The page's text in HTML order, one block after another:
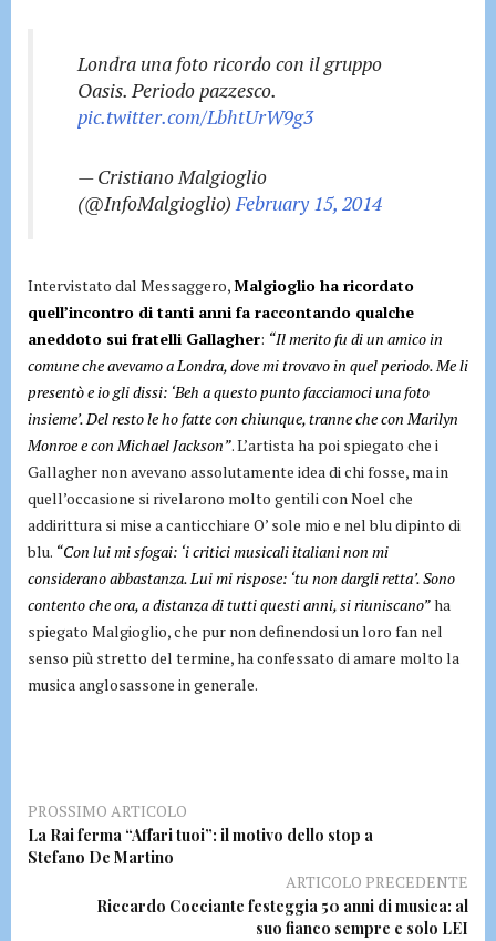
Londra una foto ricordo con il gruppo
Oasis. Periodo pazzesco.
pic.twitter.com/LbhtUrW9g3
— Cristiano Malgioglio
(@InfoMalgioglio)February 15, 2014
Intervistato dal Messaggero,Malgioglio ha ricordato
quell’incontro di tanti anni fa raccontando qualche
aneddoto sui fratelli Gallagher: “Il merito fu di un amico in
comune che avevamo a Londra, dove mi trovavo in quel periodo. Me li
presentò e io gli dissi: ‘Beh a questo punto facciamoci una foto
insieme’. Del resto le ho fatte con chiunque, tranne che con Marilyn
Monroe e con Michael Jackson”. L’artista ha poi spiegato che i
Gallagher non avevano assolutamente idea di chi fosse, ma in
quell’occasione si rivelarono molto gentili con Noel che
addirittura si mise a canticchiare O’ sole mio e nel blu dipinto di
blu. “Con lui mi sfogai: ‘i critici musicali italiani non mi
considerano abbastanza. Lui mi rispose: ‘tu non dargli retta’. Sono
contento che ora, a distanza di tutti questi anni, si riuniscano”ha
spiegato Malgioglio, che pur non definendosi un loro fan nel
senso più stretto del termine, ha confessato di amare molto la
musica anglosassone in generale.
PROSSIMO ARTICOLO
La Rai ferma “Affari tuoi”: il motivo dello stop a
Stefano De Martino
ARTICOLO PRECEDENTE
Riccardo Cocciante festeggia 50 anni di musica: al
suo fianco sempre e solo LEI